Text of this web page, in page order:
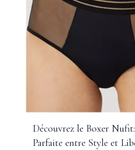
Découvrez le Boxer
Parfaite entre Style et